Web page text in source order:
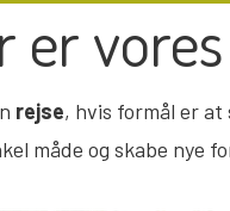
er
rejse, hvis formål er
måde og skabe nye